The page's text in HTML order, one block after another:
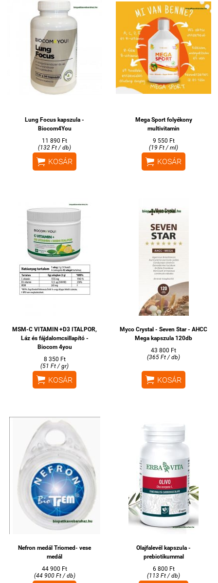
Lung Focus kapszula -
Biocom4You
11 890 Ft
(132 Ft / db)
 KOSÁR
Mega Sport folyékony
multivitamin
9 550 Ft
(19 Ft / ml)
 KOSÁR
MSM-C VITAMIN +D3 ITALPOR,
Láz és fájdalomcsillapító -
Biocom 4you
8 350 Ft
(51 Ft / gr)
 KOSÁR
Myco Crystal - Seven Star - AHCC
Mega kapszula 120db
43 800 Ft
(365 Ft / db)
 KOSÁR
Nefron medál Triomed- vese
medál
44 900 Ft
(44 900 Ft / db)
Olajfalevél kapszula -
prebiotikummal
6 800 Ft
(113 Ft / db)